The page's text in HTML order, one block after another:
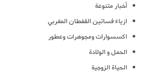
أخبار متنوعة
ازياء فساتين القفطان المغربي
اكسسوارات ومجوهرات وعطور
الحمل و الولادة
الحياة الزوجية